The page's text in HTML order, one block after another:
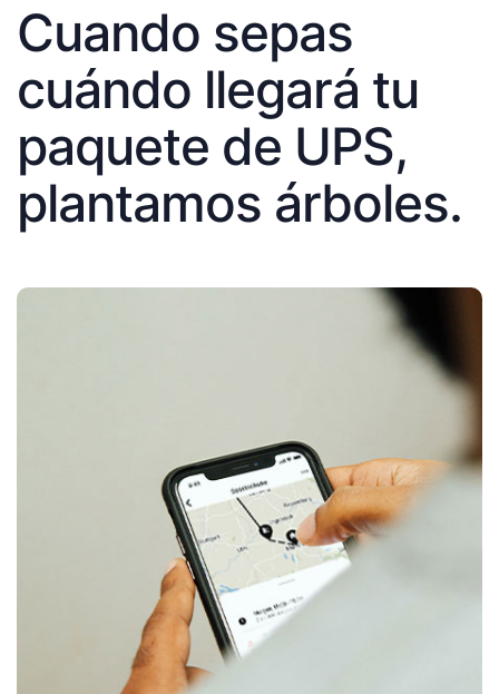
Cuando sepas
cuándo llegará tu
paquete de UPS,
plantamos árboles.